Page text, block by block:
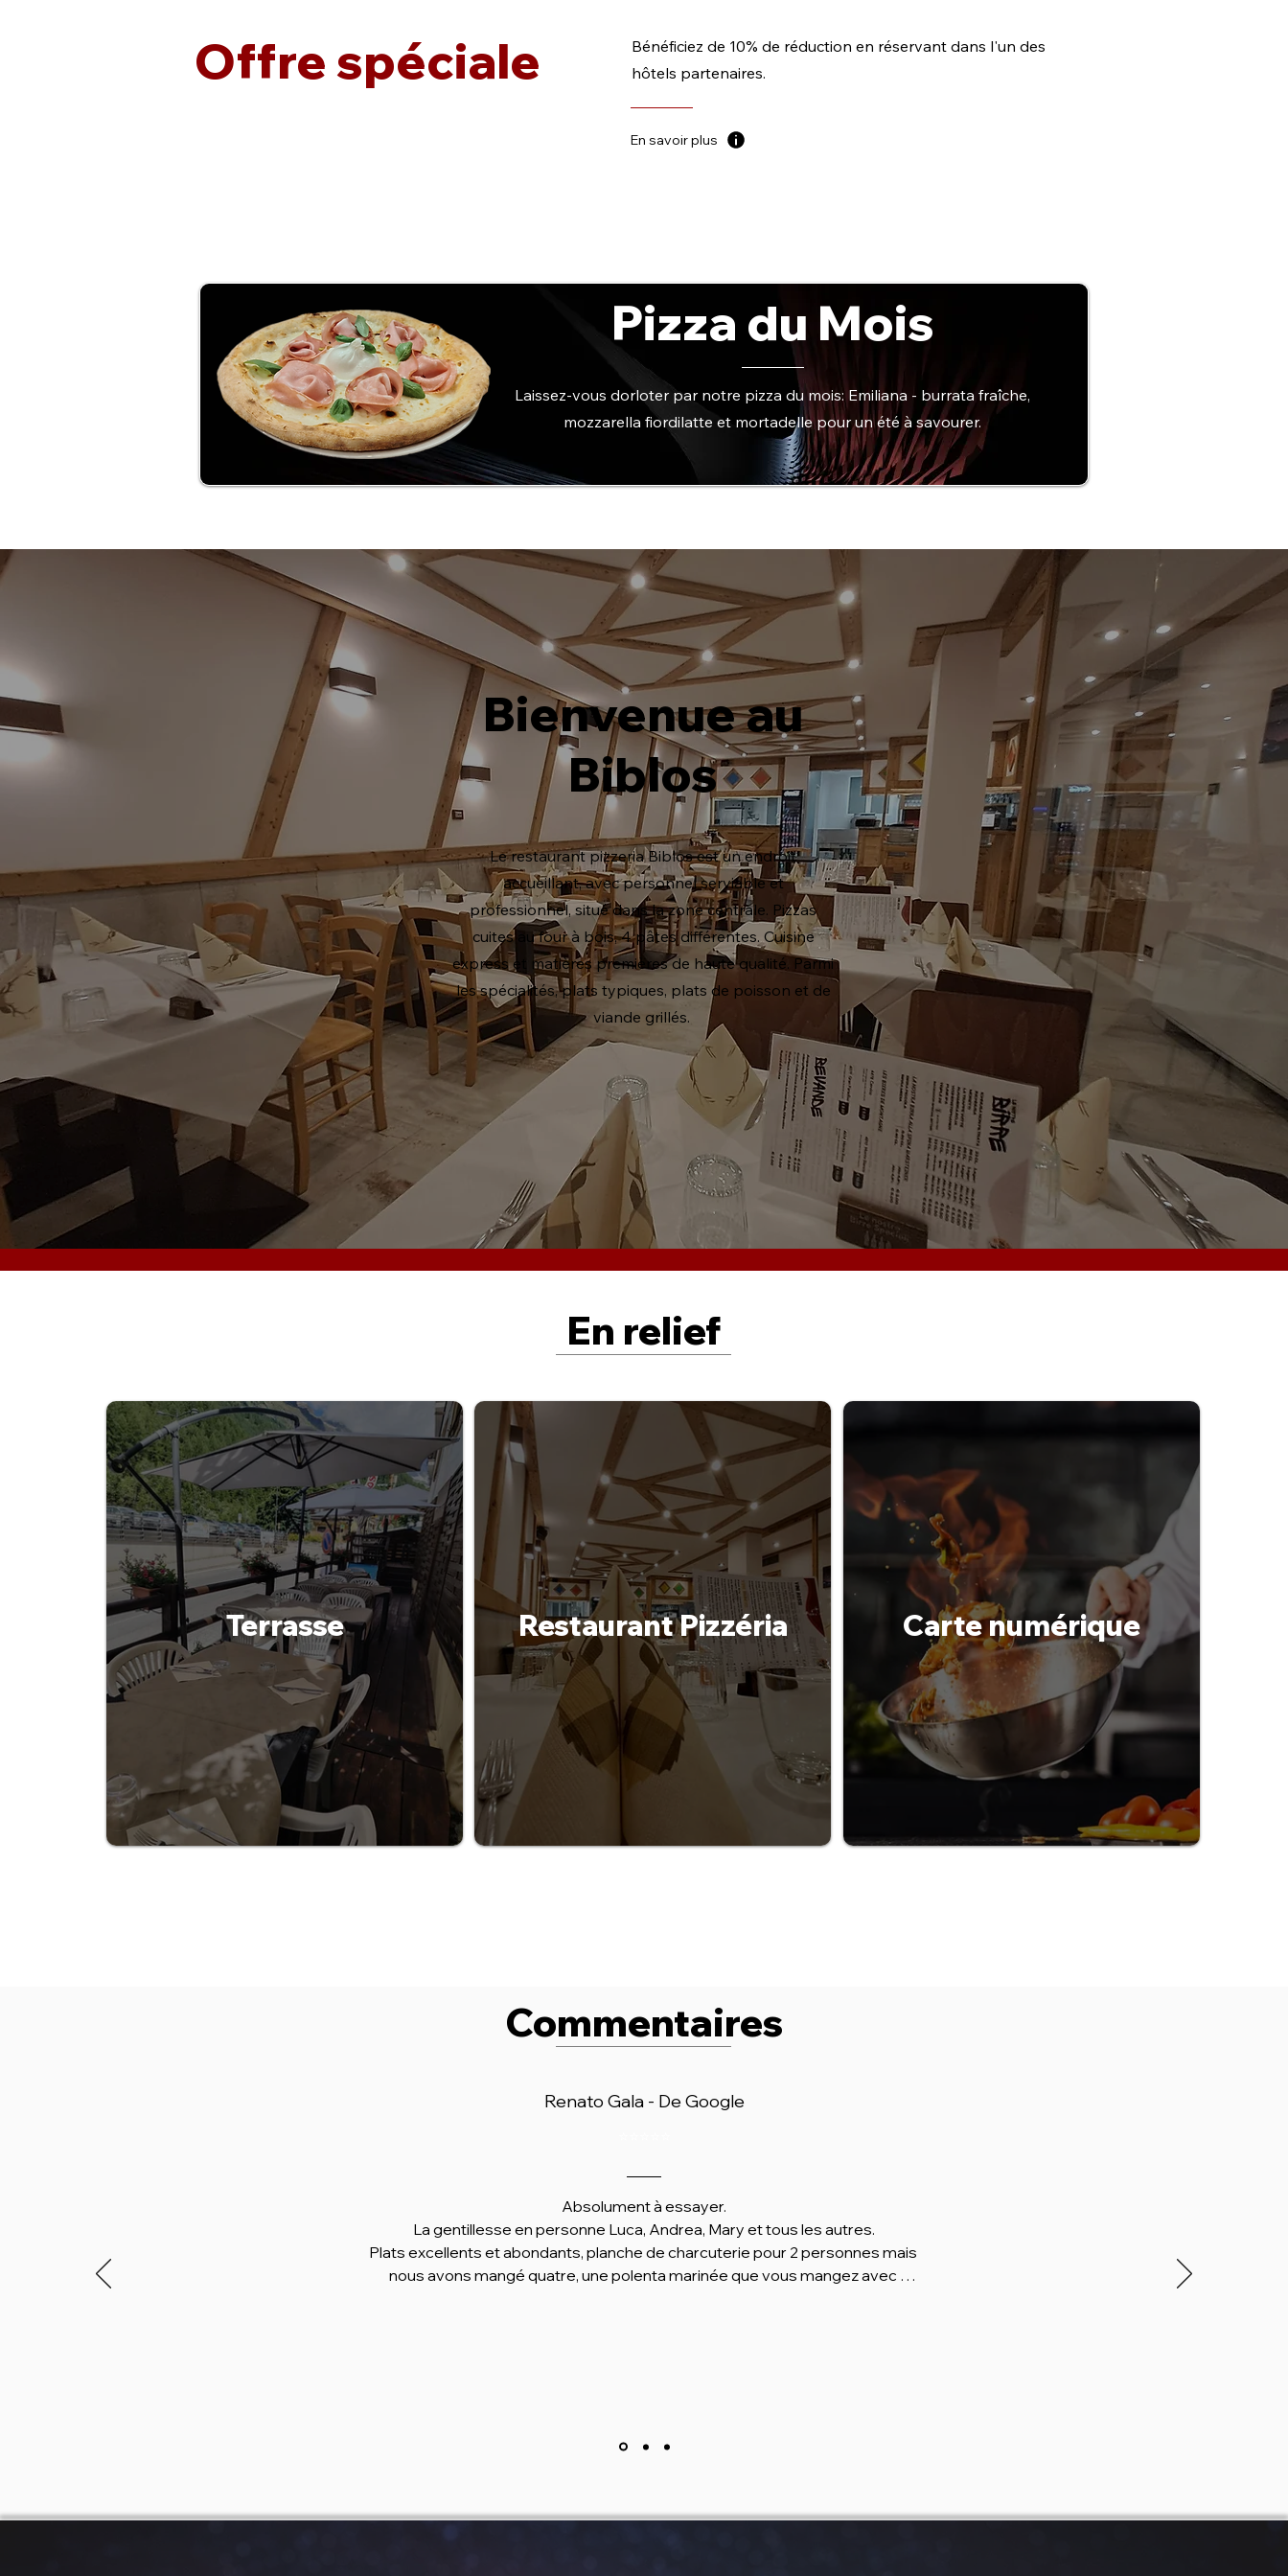
Offre spéciale
Bénéficiez de 10% de réduction en réservant dans l'un des
hôtels partenaires.
En savoir plus
Laissez-vous dorloter par notre pizza du mois: Emiliana - burrata fraîche,
mozzarella fiordilatte et mortadelle pour un été à savourer.
Pizza du Mois
Bienvenue au
Biblos
Le restaurant pizzeria Biblos est un endroit
accueillant, avec personnel serviable et
professionnel, situé dans la zone centrale. Pizzas
cuites au four à bois, 4 pâtes différentes. Cuisine
express et matières premières de haute qualité. Parmi
les spécialités, plats typiques, plats de poisson et de
viande grillés.
En relief
Terrasse Restaurant Pizzéria Carte numérique
Commentaires
Renato Gala - De Google
Absolument à essayer.
La gentillesse en personne Luca, Andrea, Mary et tous les autres.
Plats excellents et abondants, planche de charcuterie pour 2 personnes mais
nous avons mangé quatre, une polenta marinée que vous mangez avec